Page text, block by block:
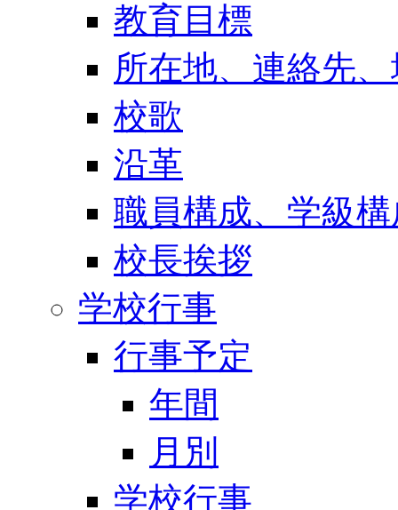
教育目標
所在地、連絡先
校歌
沿革
職員構成、学級
校長挨拶
学校行事
行事予定
年間
月別
学校行事